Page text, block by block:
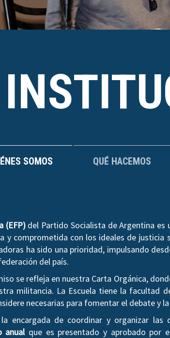
SOMOS QUÉ HACEMOS
(EFP)del Partido Socialista de Argentina es
y comprometida con los ideales de
ha sido una prioridad, impulsando
del país.
se refleja en nuestra Carta Orgánica,
militancia. La Escuela tiene la facultad
necesarias para fomentar el debate
encargada de coordinar y organizar las
anualque es presentado y aprobado por